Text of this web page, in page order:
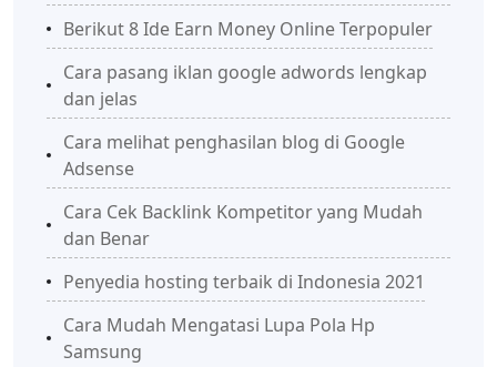
Berikut 8 Ide Earn Money Online Terpopuler
Cara pasang iklan google adwords lengkap
dan jelas
Cara melihat penghasilan blog di Google
Adsense
Cara Cek Backlink Kompetitor yang Mudah
dan Benar
Penyedia hosting terbaik di Indonesia 2021
Cara Mudah Mengatasi Lupa Pola Hp
Samsung